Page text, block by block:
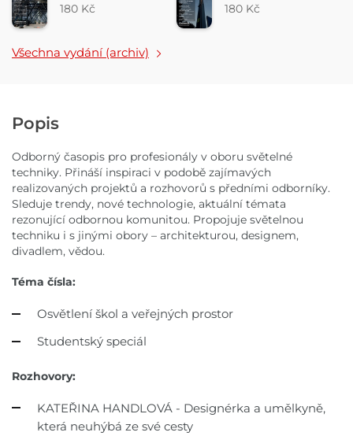
180 Kč 180 Kč
Všechna vydání (archiv)
Popis
Odborný časopis pro profesionály v oboru světelné
techniky. Přináší inspiraci v podobě zajímavých
realizovaných projektů a rozhovorů s předními odborníky.
Sleduje trendy, nové technologie, aktuální témata
rezonující odbornou komunitou. Propojuje světelnou
techniku i s jinými obory – architekturou, designem,
divadlem, vědou.
Téma čísla:
Osvětlení škol a veřejných prostor
Studentský speciál
Rozhovory:
KATEŘINA HANDLOVÁ - Designérka a umělkyně,
která neuhýbá ze své cesty